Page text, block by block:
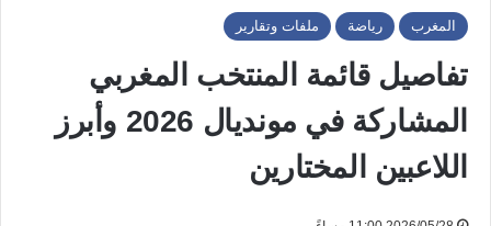
المغرب رياضة ملفات وتقارير
تفاصيل قائمة المنتخب المغربي
المشاركة في مونديال 2026 وأبرز
اللاعبين المختارين